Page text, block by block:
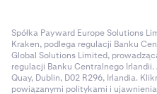
Spółka Payward Europe Solutions
Kraken, podlega regulacji Banku
Global Solutions Limited,
regulacji Banku Centralnego Irlandii.
Quay, Dublin, D02 R296, Irlandia.
powiązanymi politykami i